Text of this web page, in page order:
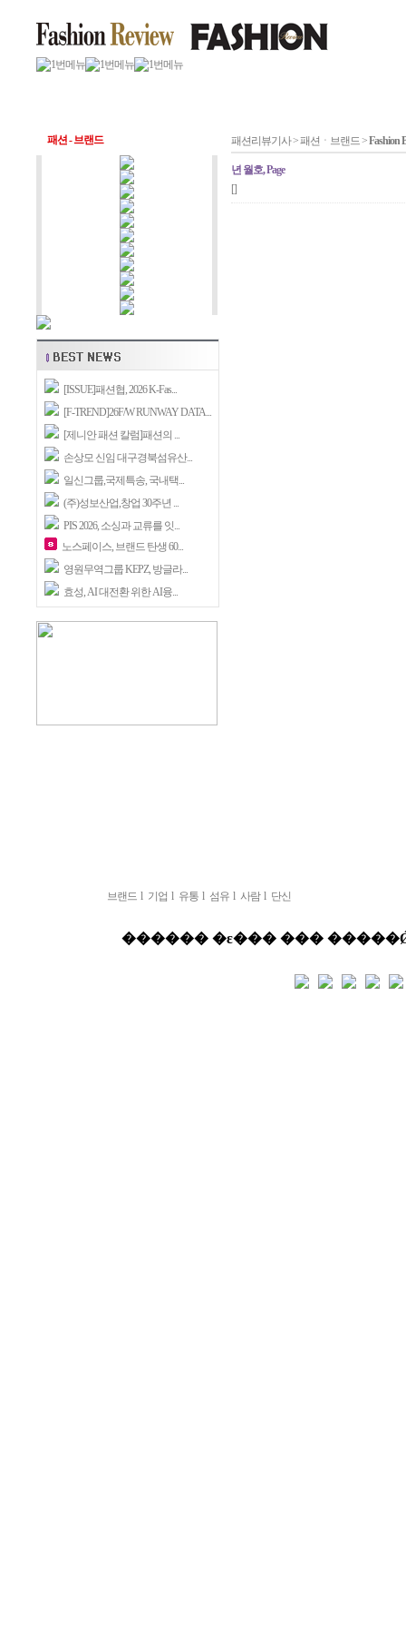
패션 - 브랜드
[ISSUE]패션협, 2026 K-Fas...
[F-TREND]26F/W RUNWAY DATA...
[제니안 패션 칼럼]패션의 ...
손상모 신임 대구경북섬유산...
일신그룹,국제특송, 국내택...
(주)성보산업,창업 30주년 ...
PIS 2026, 소싱과 교류를 잇...
노스페이스, 브랜드 탄생 60...
영원무역그룹 KEPZ, 방글라...
효성, AI 대전환 위한 AI융...
패션리뷰기사 > 패션ㆍ브랜드 >Fashion
년 월호, Page
[]
브랜드 l 기업 l 유통 l 섬유 l 사람l 단신